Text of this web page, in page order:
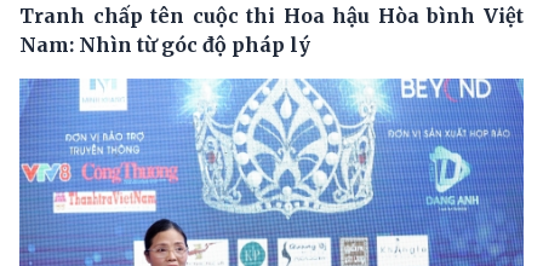
Tranh chấp tên cuộc thi Hoa hậu Hòa bình Việt
Nam: Nhìn từ góc độ pháp lý